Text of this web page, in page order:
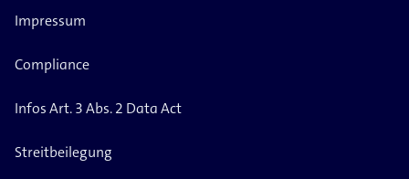
Impressum
Compliance
Infos Art. 3 Abs. 2 Data Act
Streitbeilegung